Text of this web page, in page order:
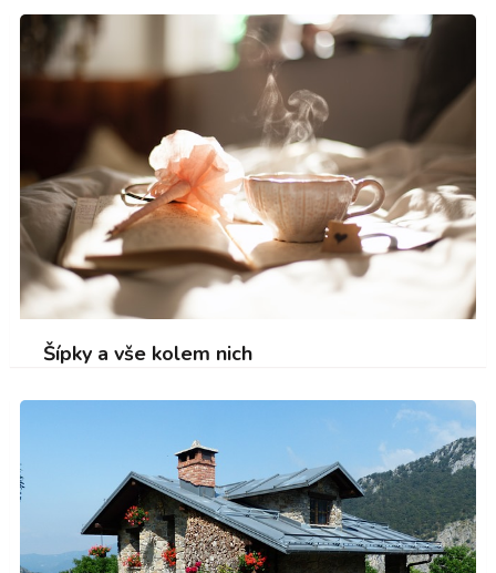
Šípky a vše kolem nich